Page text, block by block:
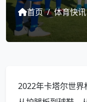
首页 / 体育快讯
2022年卡塔尔世